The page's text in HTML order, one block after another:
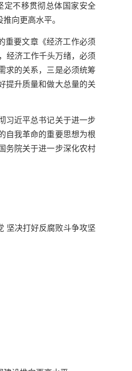
定不移贯彻总体国家安全
向更高水平。
重要文章《经济工作必须
经济工作千头万绪，必须
求的关系，三是必须统筹
提升质量和做大总量的关
习近平总书记关于进一步
自我革命的重要思想为根
务院关于进一步深化农村
坚决打好反腐败斗争攻坚